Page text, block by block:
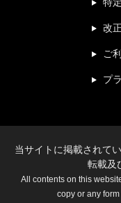
改
ご
プ
当サイトに掲載されて
転載及
All contents on this
copy or any